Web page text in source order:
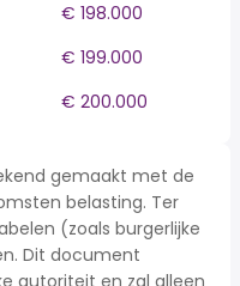
€ 198.000
€ 199.000
€ 200.000
gemaakt met de
belasting. Ter
(zoals burgerlijke
Dit document
autoriteit en zal alleen